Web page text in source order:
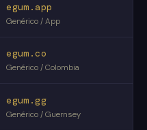
egum.app
Genérico / App
egum.co
Genérico / Colombia
egum.gg
Genérico / Guernsey